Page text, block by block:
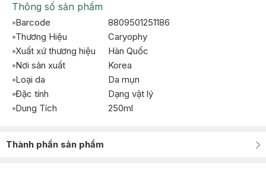
Thông số sản phẩm
Barcode
8809501251186
Thương Hiệu
Caryophy
Xuất xứ thương hiệu
Hàn Quốc
Nơi sản xuất
Korea
Loại da
Da mụn
Đặc tính
Dạng vật lý
Dung Tích
250ml
Thành phần sản phẩm